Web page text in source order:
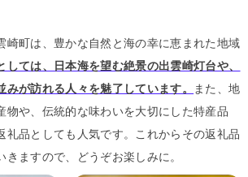
崎町は、豊かな自然と海の幸に恵まれた地域
しては、日本海を望む絶景の出雲崎灯台や、
が訪れる人々を魅了しています。
また、地
物や、伝統的な味わいを大切にした特産品
品としても人気です。 これからその返礼品
ますので、どうぞお楽しみに。